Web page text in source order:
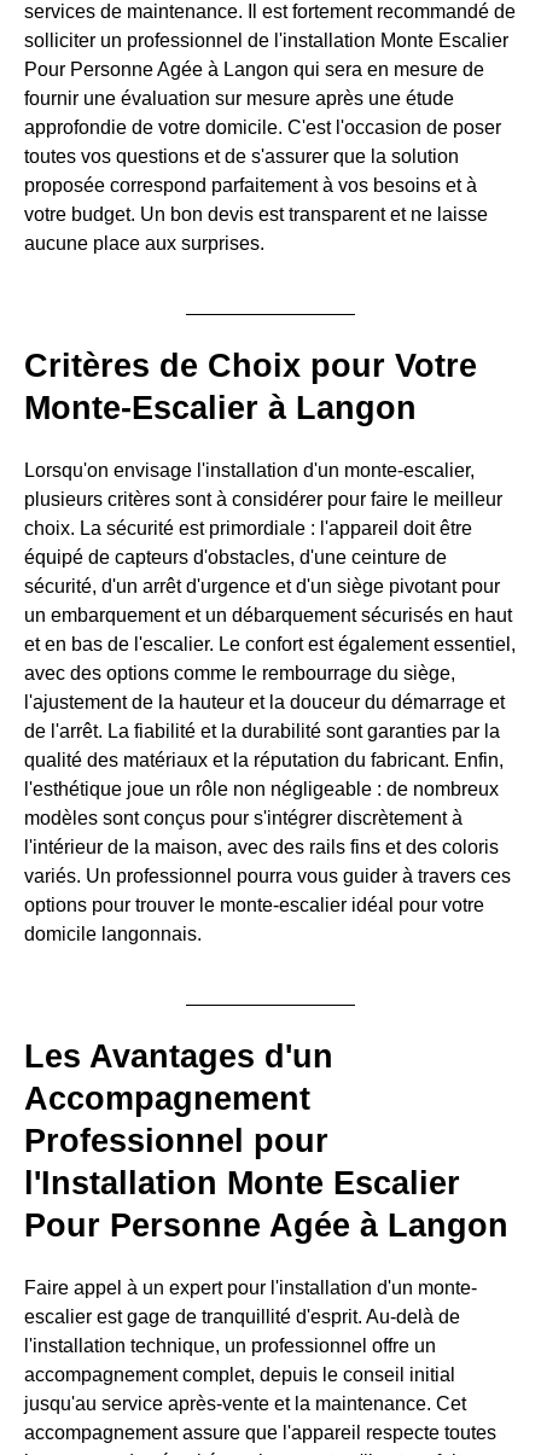
services de maintenance. Il est fortement recommandé de
solliciter un professionnel de l'installation Monte Escalier
Pour Personne Agée à Langon qui sera en mesure de
fournir une évaluation sur mesure après une étude
approfondie de votre domicile. C'est l'occasion de poser
toutes vos questions et de s'assurer que la solution
proposée correspond parfaitement à vos besoins et à
votre budget. Un bon devis est transparent et ne laisse
aucune place aux surprises.
Critères de Choix pour Votre
Monte-Escalier à Langon
Lorsqu'on envisage l'installation d'un monte-escalier,
plusieurs critères sont à considérer pour faire le meilleur
choix. La sécurité est primordiale : l'appareil doit être
équipé de capteurs d'obstacles, d'une ceinture de
sécurité, d'un arrêt d'urgence et d'un siège pivotant pour
un embarquement et un débarquement sécurisés en haut
et en bas de l'escalier. Le confort est également essentiel,
avec des options comme le rembourrage du siège,
l'ajustement de la hauteur et la douceur du démarrage et
de l'arrêt. La fiabilité et la durabilité sont garanties par la
qualité des matériaux et la réputation du fabricant. Enfin,
l'esthétique joue un rôle non négligeable : de nombreux
modèles sont conçus pour s'intégrer discrètement à
l'intérieur de la maison, avec des rails fins et des coloris
variés. Un professionnel pourra vous guider à travers ces
options pour trouver le monte-escalier idéal pour votre
domicile langonnais.
Les Avantages d'un
Accompagnement
Professionnel pour
l'Installation Monte Escalier
Pour Personne Agée à Langon
Faire appel à un expert pour l'installation d'un monte-
escalier est gage de tranquillité d'esprit. Au-delà de
l'installation technique, un professionnel offre un
accompagnement complet, depuis le conseil initial
jusqu'au service après-vente et la maintenance. Cet
accompagnement assure que l'appareil respecte toutes